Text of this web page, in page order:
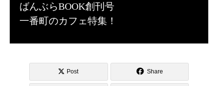
ばんぶらBOOK創刊号
一番町のカフェ特集！
Post Share